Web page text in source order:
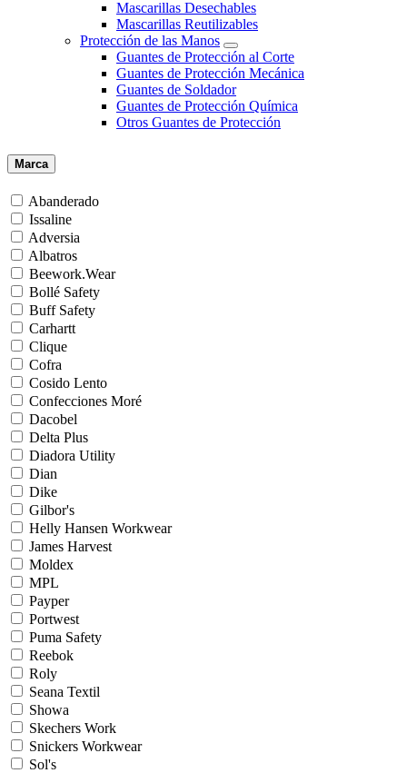
Mascarillas Desechables
Mascarillas Reutilizables
Protección de las Manos
Guantes de Protección al Corte
Guantes de Protección Mecánica
Guantes de Soldador
Guantes de Protección Química
Otros Guantes de Protección
Marca
Abanderado
Issaline
Adversia
Albatros
Beework.Wear
Bollé Safety
Buff Safety
Carhartt
Clique
Cofra
Cosido Lento
Confecciones Moré
Dacobel
Delta Plus
Diadora Utility
Dian
Dike
Gilbor's
Helly Hansen Workwear
James Harvest
Moldex
MPL
Payper
Portwest
Puma Safety
Reebok
Roly
Seana Textil
Showa
Skechers Work
Snickers Workwear
Sol's